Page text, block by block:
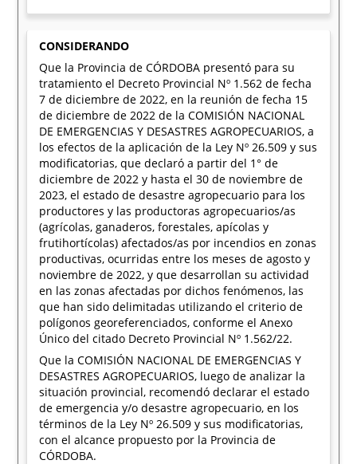
CONSIDERANDO
Que la Provincia de CÓRDOBA presentó para su
tratamiento el Decreto Provincial Nº 1.562 de fecha
7 de diciembre de 2022, en la reunión de fecha 15
de diciembre de 2022 de la COMISIÓN NACIONAL
DE EMERGENCIAS Y DESASTRES AGROPECUARIOS, a
los efectos de la aplicación de la Ley Nº 26.509 y sus
modificatorias, que declaró a partir del 1° de
diciembre de 2022 y hasta el 30 de noviembre de
2023, el estado de desastre agropecuario para los
productores y las productoras agropecuarios/as
(agrícolas, ganaderos, forestales, apícolas y
frutihortícolas) afectados/as por incendios en zonas
productivas, ocurridas entre los meses de agosto y
noviembre de 2022, y que desarrollan su actividad
en las zonas afectadas por dichos fenómenos, las
que han sido delimitadas utilizando el criterio de
polígonos georeferenciados, conforme el Anexo
Único del citado Decreto Provincial Nº 1.562/22.
Que la COMISIÓN NACIONAL DE EMERGENCIAS Y
DESASTRES AGROPECUARIOS, luego de analizar la
situación provincial, recomendó declarar el estado
de emergencia y/o desastre agropecuario, en los
términos de la Ley Nº 26.509 y sus modificatorias,
con el alcance propuesto por la Provincia de
CÓRDOBA.